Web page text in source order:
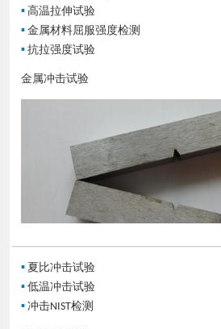
▪ 高温拉伸试验
▪ 金属材料屈服强度检测
▪ 抗拉强度试验
金属冲击试验
▪ 夏比冲击试验
▪ 低温冲击试验
▪ 冲击NIST检测